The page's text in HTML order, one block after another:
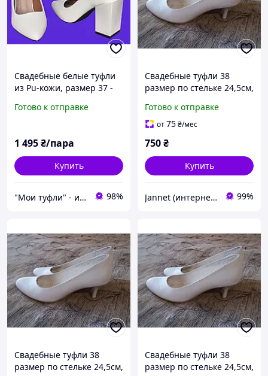
Свадебные белые туфли
из Pu-кожи, размер 37 -
устойчивом каблуке 8,5
Готово к отправке
1 495₴/пара
Купить
"Мои туфли" - интернет магазин обуви на все случаи жизни. 98%
Свадебные туфли 38
размер по стельке 24,5см,
Готово к отправке
от75₴/мес
750₴
Купить
Jannet (интернет-магазин) 99%
Свадебные туфли 38
размер по стельке 24,5см,
Свадебные туфли 38
размер по стельке 24,5см,